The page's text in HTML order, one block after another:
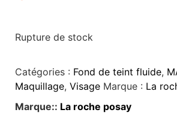
Rupture de stock
Catégories : Fond de teint fluide,
Maquillage, Visage Marque : La
Marque:: La roche posay